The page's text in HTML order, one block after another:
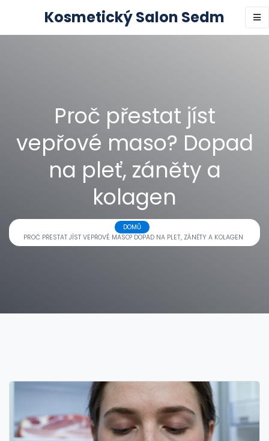
Kosmetický Salon Sedm
Proč přestat jíst
vepřové maso? Dopad
na pleť, záněty a
kolagen
DOMŮ
PROČ PŘESTAT JÍST VEPŘOVÉ MASO? DOPAD NA PLEŤ, ZÁNĚTY A KOLAGEN